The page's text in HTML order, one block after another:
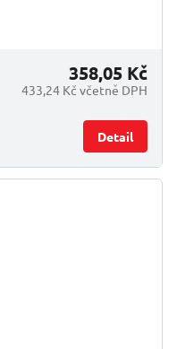
433,24 Kč včetně DPH
358,05 Kč
Detail